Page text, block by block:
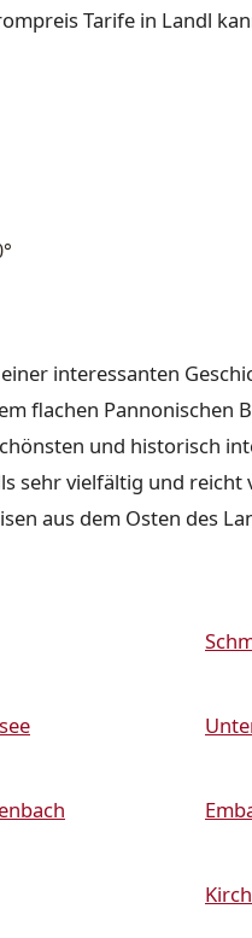
Tarife in Landl
interessanten
flachen Pannonischen
und historisch
sehr vielfältig und
aus dem Osten des